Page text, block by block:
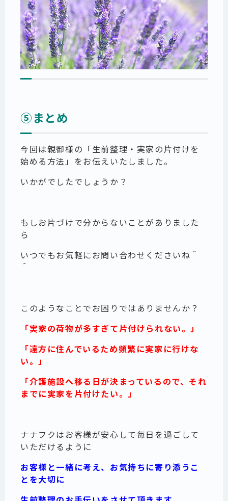
⑤まとめ
今回は親御様の「生前整理・実家の片付けを
始める方法」をお伝えいたしました。
いかがでしたでしょうか？
もしお片づけで分からないことがありました
ら
いつでもお気軽にお問い合わせくださいね＾
＾
このようなことでお困りではありませんか？
「実家の荷物が多すぎて片付けられない。」
「遠方に住んでいるため頻繁に実家に行けな
い。」
「介護施設へ移る日が決まっているので、それ
までに実家を片付けたい。」
ナナフクはお客様が安心して毎日を過ごして
いただけるように
お客様と一緒に考え、お気持ちに寄り添うこ
とを大切に